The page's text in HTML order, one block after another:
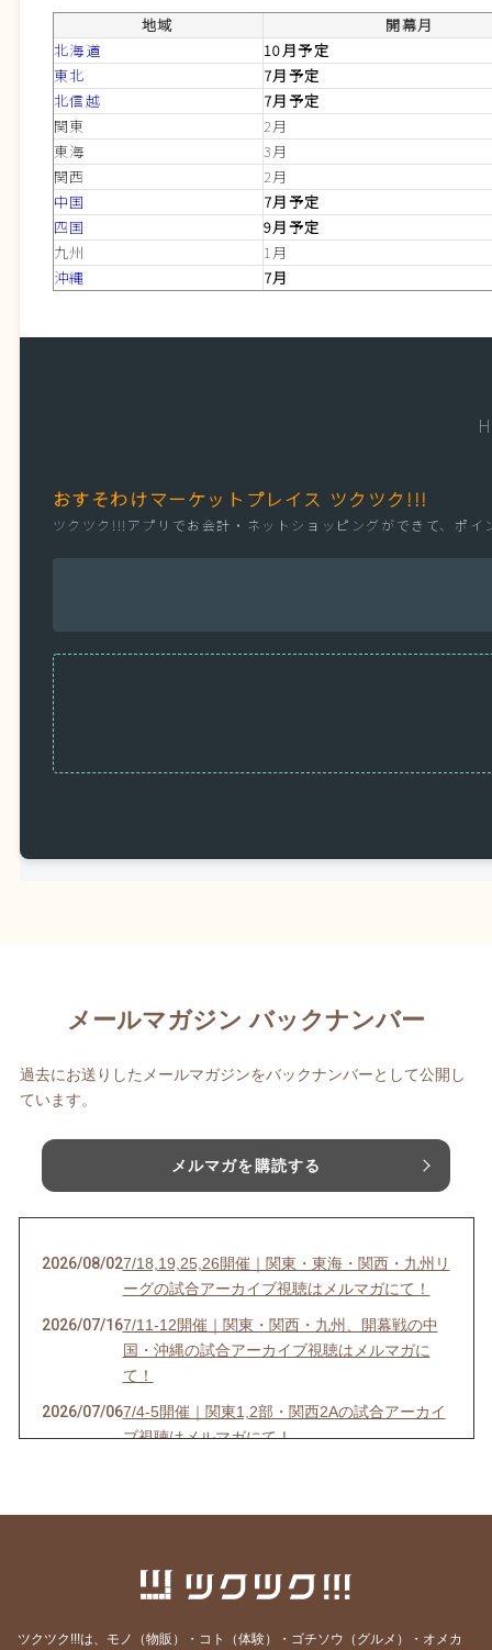
地域
開幕月
北海道
10月予定
東北
7月予定
北信越
7月予定
関東
2月
東海
3月
関西
2月
中国
7月予定
四国
9月予定
九州
1月
沖縄
7月
おすそわけマーケットプレイス ツクツク!!!
ツクツク!!!アプリでお会計・ネットショッピングができて、ポ
メールマガジン バックナンバー
過去にお送りしたメールマガジンをバックナンバーとして公開し
ています。
メルマガを購読する
2026/08/027/18,19,25,26開催｜関東・東海・関西・九州リ
ーグの試合アーカイブ視聴はメルマガにて！
2026/07/167/11-12開催｜関東・関西・九州、開幕戦の中
国・沖縄の試合アーカイブ視聴はメルマガに
て！
2026/07/067/4-5開催｜関東1,2部・関西2Aの試合アーカイ
ブ視聴はメルマガにて！
6/20-21開催｜関東4部AB・東海1部・関西2C・
ツクツク!!!は、モノ（物販）・コト（体験）・ゴチソウ（グルメ）・オメカ